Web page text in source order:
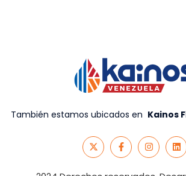
También estamos ubicados en Kainos